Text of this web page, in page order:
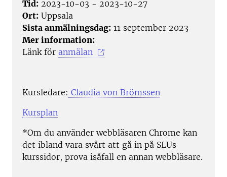
Tid: 2023-10-03 - 2023-10-27
Ort: Uppsala
Sista anmälningsdag: 11 september 2023
Mer information:
Länk för anmälan
Kursledare: Claudia von Brömssen
Kursplan
*Om du använder webbläsaren Chrome kan
det ibland vara svårt att gå in på SLUs
kurssidor, prova isåfall en annan webbläsare.